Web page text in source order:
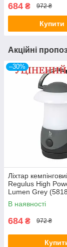
684 ₴ 972 ₴
Купити
Акційні
–30%
Ліхтар
Regulus High
Lumen Grey
Discounted
В наявності
684 ₴ 972 ₴